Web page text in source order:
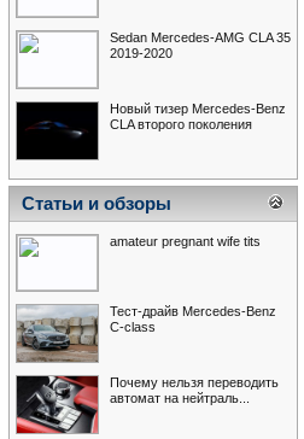
Sedan Mercedes-AMG CLA 35
2019-2020
Новый тизер Mercedes-Benz
CLA второго поколения
Статьи и обзоры
amateur pregnant wife tits
Тест-драйв Mercedes-Benz
С-class
Почему нельзя переводить
автомат на нейтраль...